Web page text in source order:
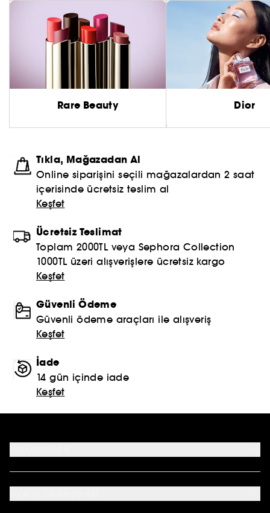
Rare Beauty Dior
Tıkla, Mağazadan Al
Online siparişini seçili mağazalardan 2 saat
içerisinde ücretsiz teslim al
Keşfet
Ücretsiz Teslimat
Toplam 2000TL veya Sephora Collection
1000TL üzeri alışverişlere ücretsiz kargo
Keşfet
Güvenli Ödeme
Güvenli ödeme araçları ile alışveriş
Keşfet
İade
14 gün içinde iade
Keşfet
Mağazalar
Profil Bilgilerim